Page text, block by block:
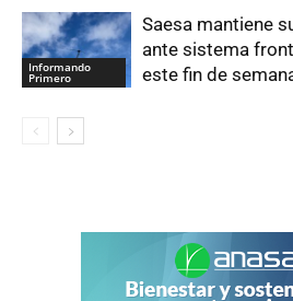
Informando
Primero
Saesa mantiene
ante sistema
este fin de